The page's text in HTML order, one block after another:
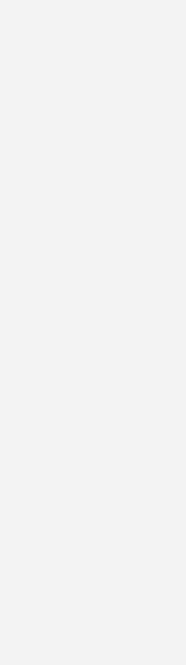
sichert die
der
fordert ein
in industrielle
Position zu
für TN-S-Netze.
vor. Der
per
für
Woche.